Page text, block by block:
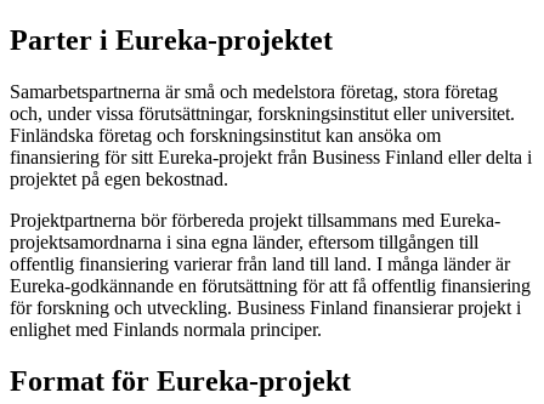
Parter i Eureka-projektet
Samarbetspartnerna är små och medelstora företag, stora företag
och, under vissa förutsättningar, forskningsinstitut eller universitet.
Finländska företag och forskningsinstitut kan ansöka om
finansiering för sitt Eureka-projekt från Business Finland eller delta i
projektet på egen bekostnad.
Projektpartnerna bör förbereda projekt tillsammans med Eureka-
projektsamordnarna i sina egna länder, eftersom tillgången till
offentlig finansiering varierar från land till land. I många länder är
Eureka-godkännande en förutsättning för att få offentlig finansiering
för forskning och utveckling. Business Finland finansierar projekt i
enlighet med Finlands normala principer.
Format för Eureka-projekt